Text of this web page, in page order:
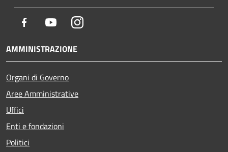
Facebook YoutubeInstagram
AMMINISTRAZIONE
Organi di Governo
Aree Amministrative
Uffici
Enti e fondazioni
Politici